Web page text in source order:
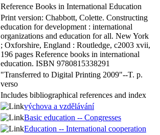
Reference Books in International Education
Print version: Chabbott, Colette. Constructing
education for development : international
organizations and education for all. New York
; Oxforshire, England : Routledge, c2003 xvii,
196 pages Reference books in international
education. ISBN 9780815338291
"Transferred to Digital Printing 2009"--T. p.
verso
Includes bibliographical references and index
výchova a vzdělávání
Basic education -- Congresses
Education -- International cooperation